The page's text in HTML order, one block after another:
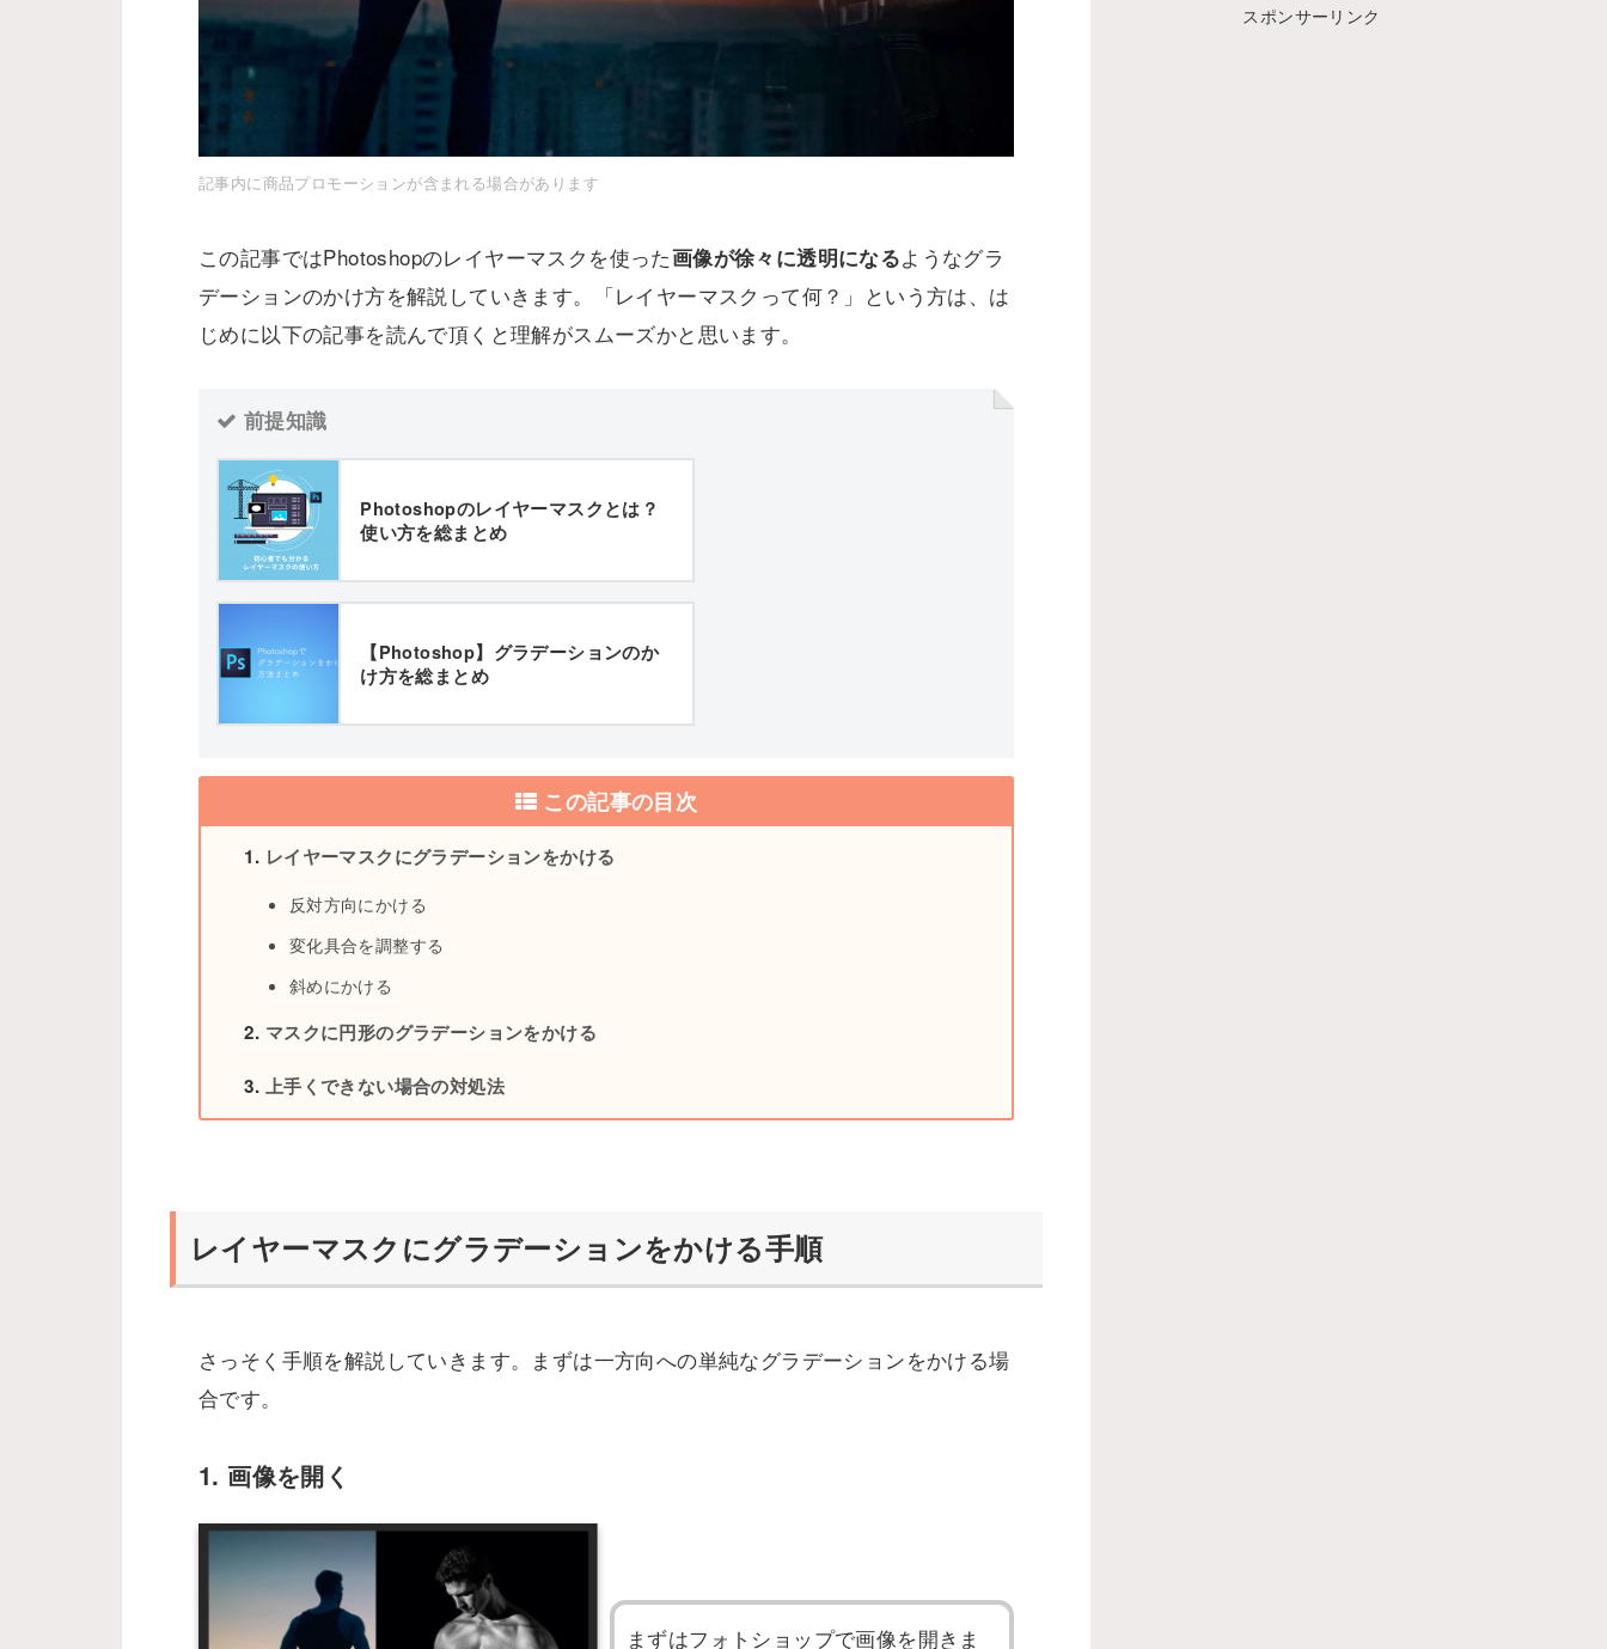
記事内に商品プロモーションが含まれる場合があります
この記事ではPhotoshopのレイヤーマスクを使った画像が徐々に透明になるようなグラ
デーションのかけ方を解説していきます。「レイヤーマスクって何？」という方は、は
じめに以下の記事を読んで頂くと理解がスムーズかと思います。
前提知識
Photoshopのレイヤーマスクとは？
使い方を総まとめ
【Photoshop】グラデーションのか
け方を総まとめ
この記事の目次
レイヤーマスクにグラデーションをかける
反対方向にかける
変化具合を調整する
斜めにかける
マスクに円形のグラデーションをかける
上手くできない場合の対処法
レイヤーマスクにグラデーションをかける手順
さっそく手順を解説していきます。まずは一方向への単純なグラデーションをかける場
合です。
1. 画像を開く
まずはフォトショップで画像を開きま
スポンサーリンク